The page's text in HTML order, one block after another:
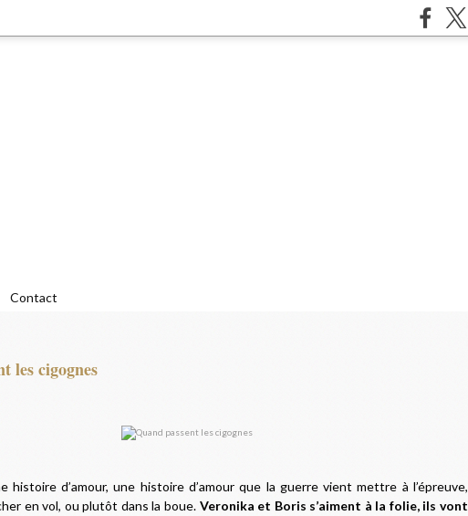
Contact
les cigognes
histoire d’amour, une histoire d’amour que la guerre vient mettre à l’épreuve,
en vol, ou plutôt dans la boue. Veronika et Boris s’aiment à la folie, ils vont